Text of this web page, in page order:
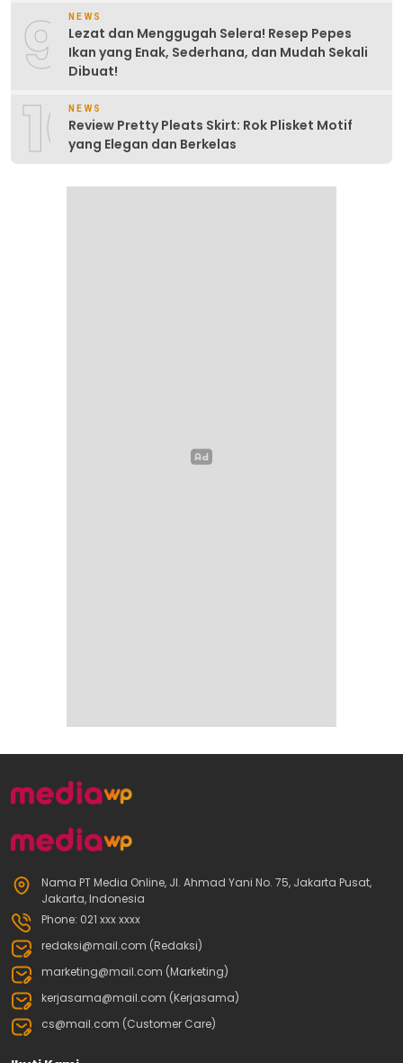
9 NEWS
Lezat dan Menggugah Selera! Resep Pepes
Ikan yang Enak, Sederhana, dan Mudah Sekali
Dibuat!
10NEWS
Review Pretty Pleats Skirt: Rok Plisket Motif
yang Elegan dan Berkelas
Nama PT Media Online, Jl. Ahmad Yani No. 75, Jakarta Pusat,
Jakarta, Indonesia
Phone: 021 xxx xxxx
redaksi@mail.com (Redaksi)
marketing@mail.com (Marketing)
kerjasama@mail.com (Kerjasama)
cs@mail.com (Customer Care)